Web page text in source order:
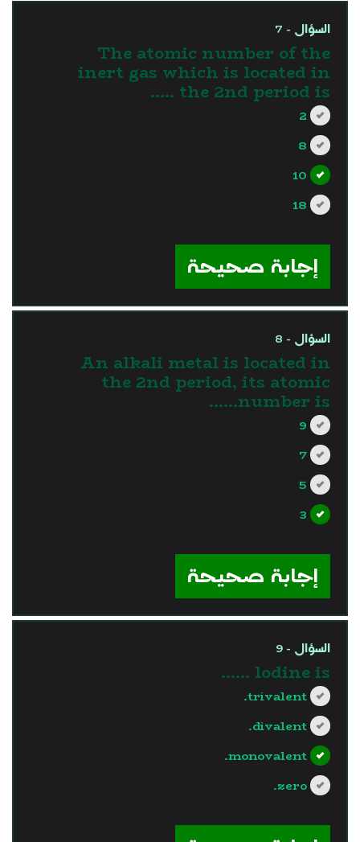
السؤال - 7
The atomic number of the
inert gas which is located in
the 2nd period is …..
2
8
10
18
إجابة صحيحة
السؤال - 8
An alkali metal is located in
the 2nd period, its atomic
number is……
9
7
5
3
إجابة صحيحة
السؤال - 9
lodine is ……
trivalent.
divalent.
monovalent.
zero.